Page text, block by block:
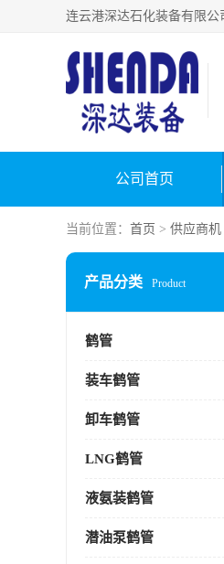
公司首页
当前位置： 首页 > 供应商机
产品分类 Product
鹤管
装车鹤管
卸车鹤管
LNG鹤管
液氨装鹤管
潜油泵鹤管